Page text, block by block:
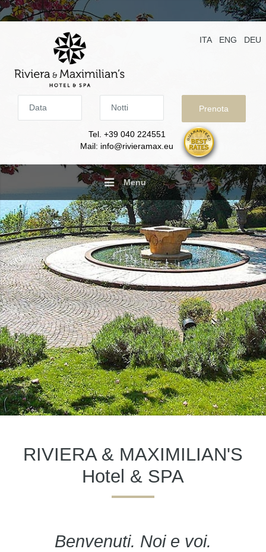
Tel. +39 040 224551
Mail: info@rivieramax.eu
ITA ENG DEU
Menu
RIVIERA & MAXIMILIAN'S
Hotel & SPA
Benvenuti. Noi e voi.